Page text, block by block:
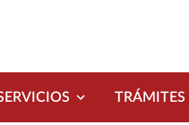
TRÁMITES